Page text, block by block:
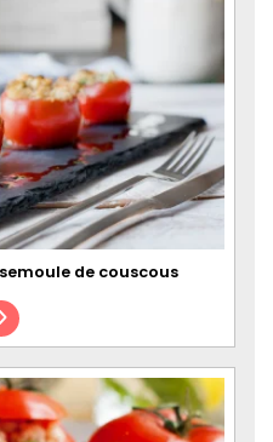
de couscous